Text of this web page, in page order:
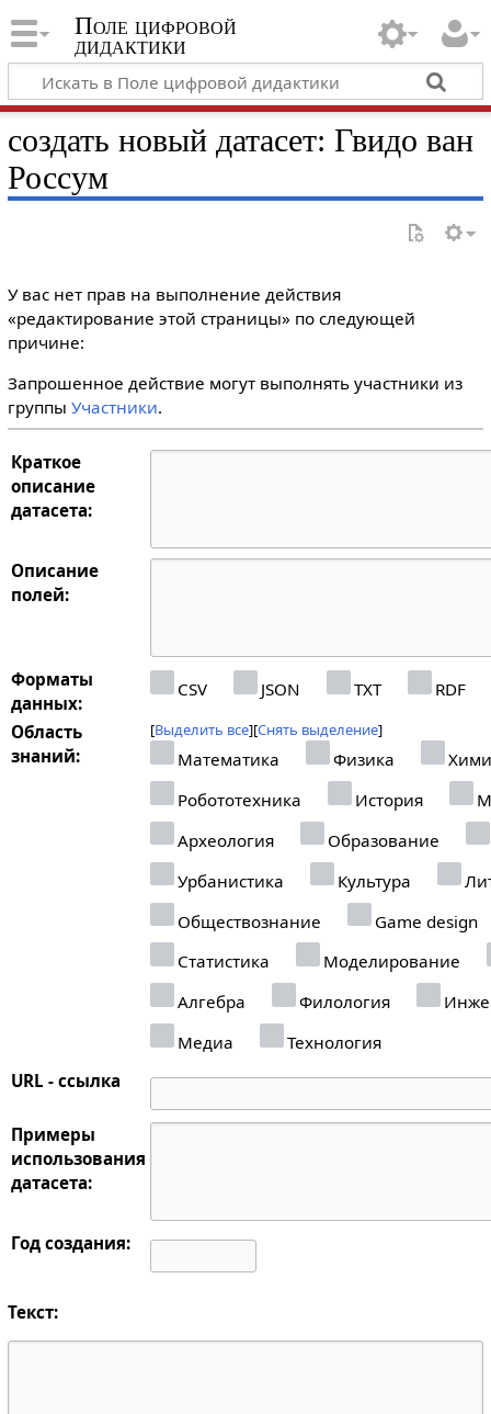
Поле цифровой
дидактики
создать новый датасет: Гвидо ван
Россум
У вас нет прав на выполнение действия
«редактирование этой страницы» по следующей
причине:
Запрошенное действие могут выполнять участники из
группы Участники.
Краткое
описание
датасета:
Описание
полей:
Форматы
данных:
CSV JSON TXT
RDF
Область
знаний:
Выделить все Снять выделение
Математика Физика
Робототехника
История
Археология
Образование
Урбанистика
Культура
Обществознание
Game design
Статистика
Моделирование
Алгебра
Филология
Медиа
Технология
URL - ссылка
Примеры
использования
датасета:
Год создания:
Текст: